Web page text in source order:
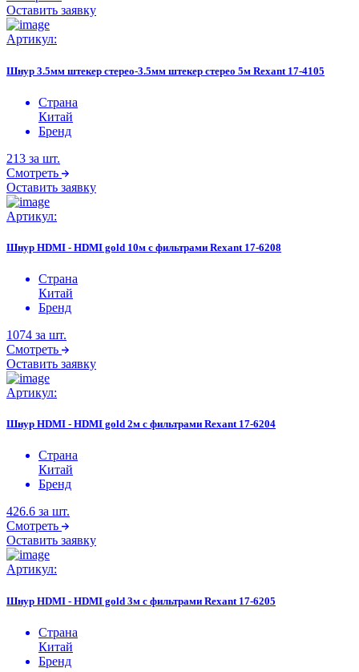
Оставить заявку
Артикул:
Шнур 3.5мм штекер стерео-3.5мм штекер стерео 5м Rexant 17-4105
Страна
Китай
Бренд
213 за шт.
Смотреть
Оставить заявку
Артикул:
Шнур HDMI - HDMI gold 10м с фильтрами Rexant 17-6208
Страна
Китай
Бренд
1074 за шт.
Смотреть
Оставить заявку
Артикул:
Шнур HDMI - HDMI gold 2м с фильтрами Rexant 17-6204
Страна
Китай
Бренд
426.6 за шт.
Смотреть
Оставить заявку
Артикул:
Шнур HDMI - HDMI gold 3м с фильтрами Rexant 17-6205
Страна
Китай
Бренд